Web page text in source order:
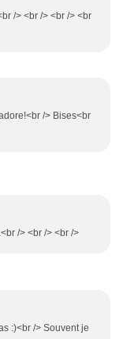
/> <br /> <br /> <br
/> Bises<br
/> <br /> <br />
:)<br /> Souvent je